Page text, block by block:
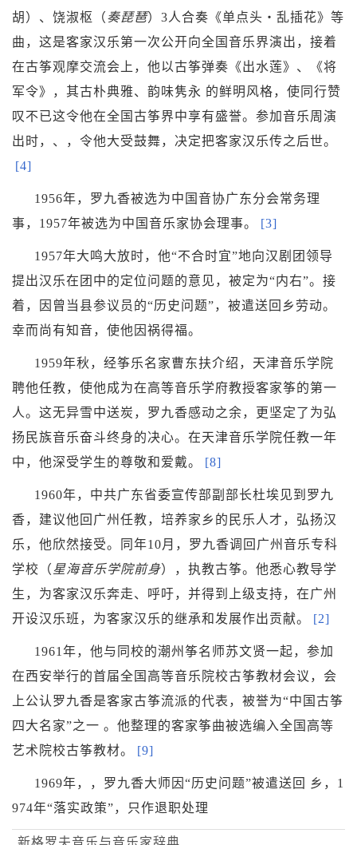
胡）、饶淑枢（奏琵琶）3人合奏《单点头・乱插花》等
曲，这是客家汉乐第一次公开向全国音乐界演出，接着
在古筝观摩交流会上，他以古筝弹奏《出水莲》、《将
军令》，其古朴典雅、韵味隽永 的鲜明风格，使同行赞
叹不已这令他在全国古筝界中享有盛誉。参加音乐周演
出时，、，令他大受鼓舞，决定把客家汉乐传之后世。
[4]
1956年，罗九香被选为中国音协广东分会常务理
事，1957年被选为中国音乐家协会理事。
[3]
1957年大鸣大放时，他“不合时宜”地向汉剧团领导
提出汉乐在团中的定位问题的意见，被定为“内右”。接
着，因曾当县参议员的“历史问题”，被遣送回乡劳动。
幸而尚有知音，使他因祸得福。
1959年秋，经筝乐名家曹东扶介绍， 天津音乐学院
聘他任教，使他成为在高等音乐学府教授客家筝的第一
人。这无异雪中送炭，罗九香感动之余，更坚定了为弘
扬民族音乐奋斗终身的决心。在天津音乐学院任教一年
中，他深受学生的尊敬和爱戴。
[8]
1960年，中共广东省委宣传部副部长杜埃见到罗九
香，建议他回广州任教，培养家乡的民乐人才，弘扬汉
乐，他欣然接受。同年10月，罗九香调回广州音乐专科
学校（ 星海音乐学院前身），执教古筝。他悉心教导学
生，为客家汉乐奔走、呼吁，并得到上级支持，在广州
开设汉乐班，为客家汉乐的继承和发展作出贡献。
[2]
1961年，他与同校的潮州筝名师苏文贤一起，参加
在西安举行的首届全国高等音乐院校古筝教材会议，会
上公认罗九香是客家古筝流派的代表，被誉为“中国古筝
四大名家”之一 。他整理的客家筝曲被选编入全国高等
艺术院校古筝教材。
[9]
1969年，，罗九香大师因“历史问题”被遣送回 乡，1
974年“落实政策”，只作退职处理
新格罗夫音乐与音乐家辞典